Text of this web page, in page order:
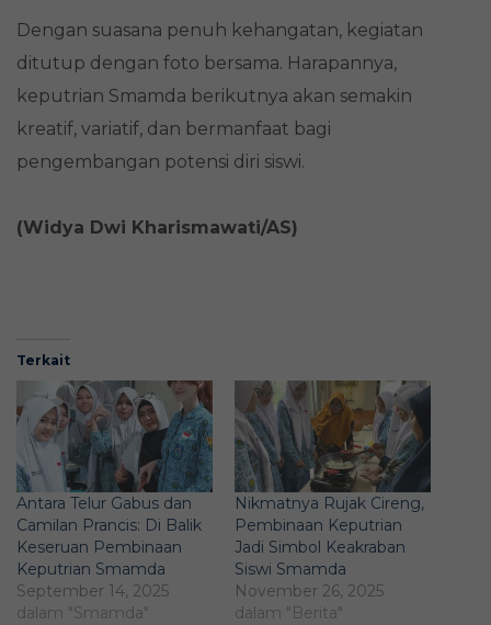
Dengan suasana penuh kehangatan, kegiatan
ditutup dengan foto bersama. Harapannya,
keputrian Smamda berikutnya akan semakin
kreatif, variatif, dan bermanfaat bagi
pengembangan potensi diri siswi.
(Widya Dwi Kharismawati/AS)
Terkait
Antara Telur Gabus dan
Camilan Prancis: Di Balik
Keseruan Pembinaan
Keputrian Smamda
September 14, 2025
dalam "Smamda"
Nikmatnya Rujak Cireng,
Pembinaan Keputrian
Jadi Simbol Keakraban
Siswi Smamda
November 26, 2025
dalam "Berita"